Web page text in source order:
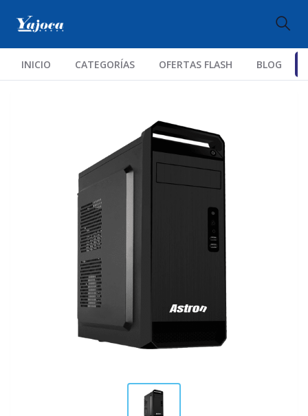
INICIO CATEGORÍAS OFERTAS FLASH BLOG